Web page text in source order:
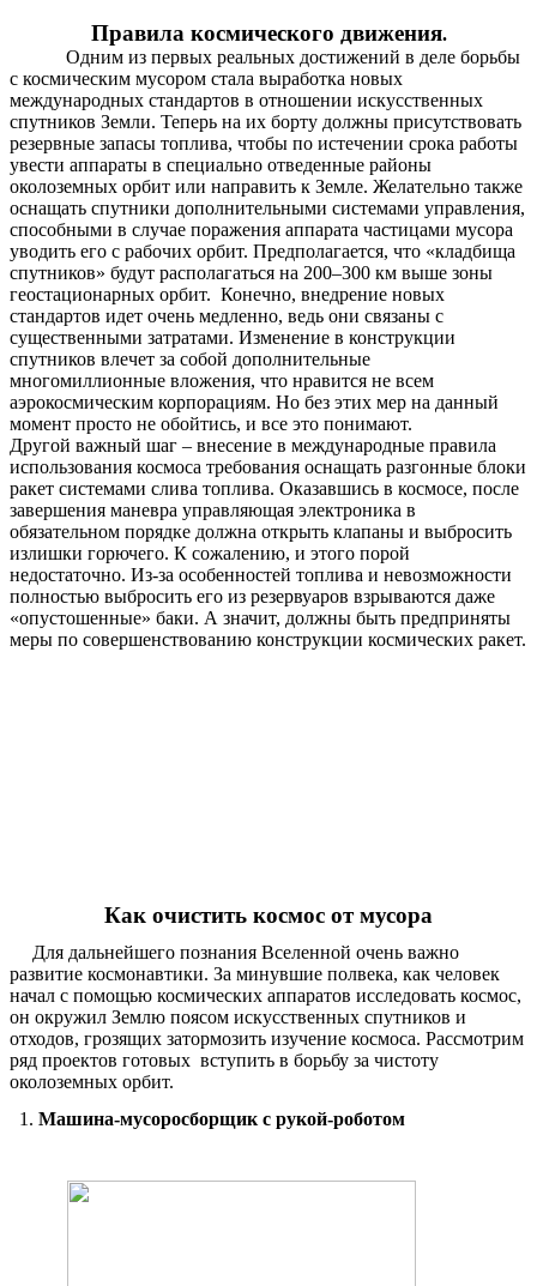
Правила космического движения.
Одним из первых реальных достижений в деле борьбы
с космическим мусором стала выработка новых
международных стандартов в отношении искусственных
спутников Земли. Теперь на их борту должны присутствовать
резервные запасы топлива, чтобы по истечении срока работы
увести аппараты в специально отведенные районы
околоземных орбит или направить к Земле. Желательно также
оснащать спутники дополнительными системами управления,
способными в случае поражения аппарата частицами мусора
уводить его с рабочих орбит. Предполагается, что «кладбища
спутников» будут располагаться на 200–300 км выше зоны
геостационарных орбит. Конечно, внедрение новых
стандартов идет очень медленно, ведь они связаны с
существенными затратами. Изменение в конструкции
спутников влечет за собой дополнительные
многомиллионные вложения, что нравится не всем
аэрокосмическим корпорациям. Но без этих мер на данный
момент просто не обойтись, и все это понимают.
Другой важный шаг – внесение в международные правила
использования космоса требования оснащать разгонные блоки
ракет системами слива топлива. Оказавшись в космосе, после
завершения маневра управляющая электроника в
обязательном порядке должна открыть клапаны и выбросить
излишки горючего. К сожалению, и этого порой
недостаточно. Из-за особенностей топлива и невозможности
полностью выбросить его из резервуаров взрываются даже
«опустошенные» баки. А значит, должны быть предприняты
меры по совершенствованию конструкции космических ракет.
Как очистить космос от мусора
Для дальнейшего познания Вселенной очень важно
развитие космонавтики. За минувшие полвека, как человек
начал с помощью космических аппаратов исследовать космос,
он окружил Землю поясом искусственных спутников и
отходов, грозящих затормозить изучение космоса. Рассмотрим
ряд проектов готовых вступить в борьбу за чистоту
околоземных орбит.
Машина-мусоросборщик с рукой-роботом